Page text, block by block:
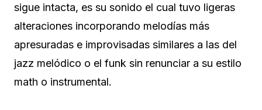
sigue intacta, es su sonido el cual tuvo ligeras
alteraciones incorporando melodías más
apresuradas e improvisadas similares a las del
jazz melódico o el funk sin renunciar a su estilo
math o instrumental.